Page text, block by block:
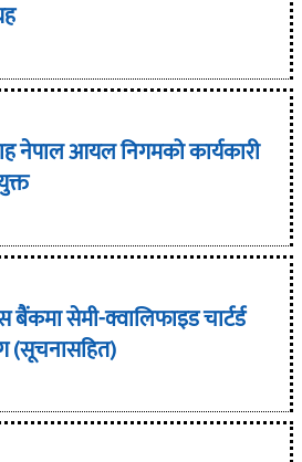
नेपाल आयल निगमको कार्यकारी
बैंकमा सेमी-क्वालिफाइड चार्टर्ड
(सूचनासहित)